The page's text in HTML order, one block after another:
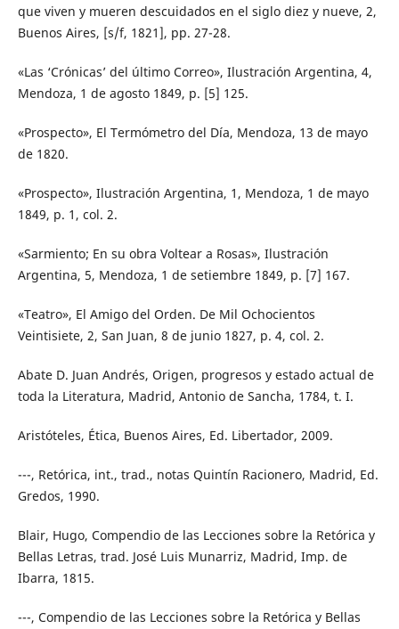
que viven y mueren descuidados en el siglo diez y nueve, 2,
Buenos Aires, [s/f, 1821], pp. 27-28.
«Las ‘Crónicas’ del último Correo», Ilustración Argentina, 4,
Mendoza, 1 de agosto 1849, p. [5] 125.
«Prospecto», El Termómetro del Día, Mendoza, 13 de mayo
de 1820.
«Prospecto», Ilustración Argentina, 1, Mendoza, 1 de mayo
1849, p. 1, col. 2.
«Sarmiento; En su obra Voltear a Rosas», Ilustración
Argentina, 5, Mendoza, 1 de setiembre 1849, p. [7] 167.
«Teatro», El Amigo del Orden. De Mil Ochocientos
Veintisiete, 2, San Juan, 8 de junio 1827, p. 4, col. 2.
Abate D. Juan Andrés, Origen, progresos y estado actual de
toda la Literatura, Madrid, Antonio de Sancha, 1784, t. I.
Aristóteles, Ética, Buenos Aires, Ed. Libertador, 2009.
---, Retórica, int., trad., notas Quintín Racionero, Madrid, Ed.
Gredos, 1990.
Blair, Hugo, Compendio de las Lecciones sobre la Retórica y
Bellas Letras, trad. José Luis Munarriz, Madrid, Imp. de
Ibarra, 1815.
---, Compendio de las Lecciones sobre la Retórica y Bellas